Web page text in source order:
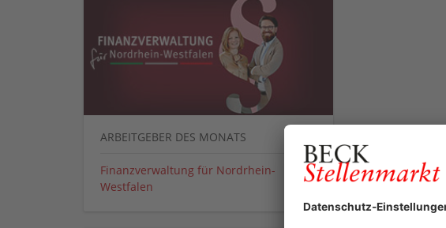
ARBEITGEBER DES MONATS
Finanzverwaltung für Nordrhein-
Westfalen